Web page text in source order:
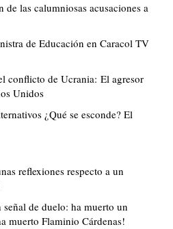
las calumniosas acusaciones a
de Educación en Caracol TV
conflicto de Ucrania: El agresor
Unidos
¿Qué se esconde? El
reflexiones respecto a un
señal de duelo: ha muerto un
muerto Flaminio Cárdenas!